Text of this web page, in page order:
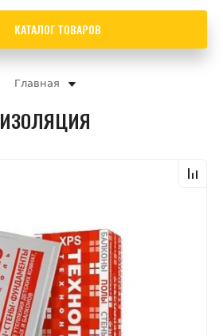
КАТАЛОГ ТОВАРОВ
Главная
ИЗОЛЯЦИЯ